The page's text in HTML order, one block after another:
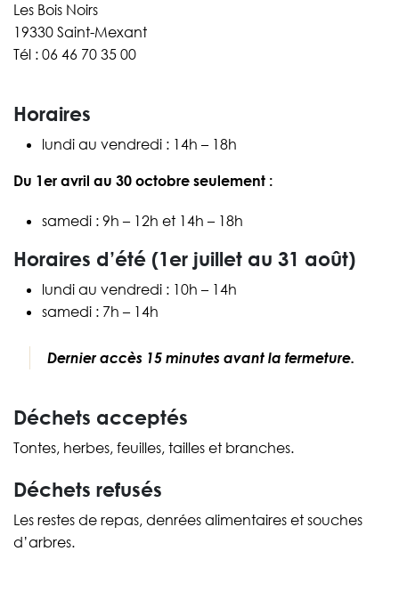
Les Bois Noirs
19330 Saint-Mexant
Tél : 06 46 70 35 00
Horaires
lundi au vendredi : 14h – 18h
Du 1er avril au 30 octobre seulement :
samedi : 9h – 12h et 14h – 18h
Horaires d’été (1er juillet au 31 août)
lundi au vendredi : 10h – 14h
samedi : 7h – 14h
Dernier accès 15 minutes avant la fermeture.
Déchets acceptés
Tontes, herbes, feuilles, tailles et branches.
Déchets refusés
Les restes de repas, denrées alimentaires et souches
d’arbres.